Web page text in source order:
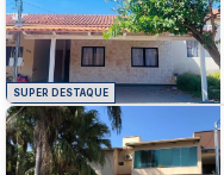
SUPER DESTAQUE